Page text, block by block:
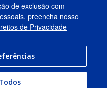
de exclusão com
preencha nosso
de Privacidade